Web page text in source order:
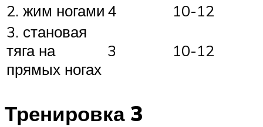
2. жим ногами 4
10-12
3. становая
тяга на
прямых ногах
3 10-12
Тренировка 3